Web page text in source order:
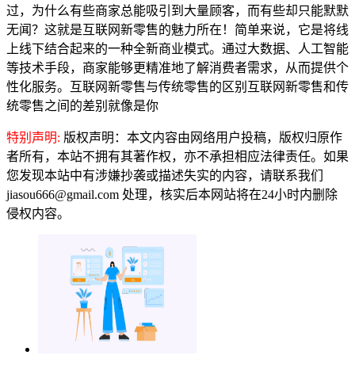
过，为什么有些商家总能吸引到大量顾客，而有些却只能默默
无闻？这就是互联网新零售的魅力所在！简单来说，它是将线
上线下结合起来的一种全新商业模式。通过大数据、人工智能
等技术手段，商家能够更精准地了解消费者需求，从而提供个
性化服务。互联网新零售与传统零售的区别互联网新零售和传
统零售之间的差别就像是你
特别声明: 版权声明：本文内容由网络用户投稿，版权归原作
者所有，本站不拥有其著作权，亦不承担相应法律责任。如果
您发现本站中有涉嫌抄袭或描述失实的内容，请联系我们
jiasou666@gmail.com 处理，核实后本网站将在24小时内删除
侵权内容。